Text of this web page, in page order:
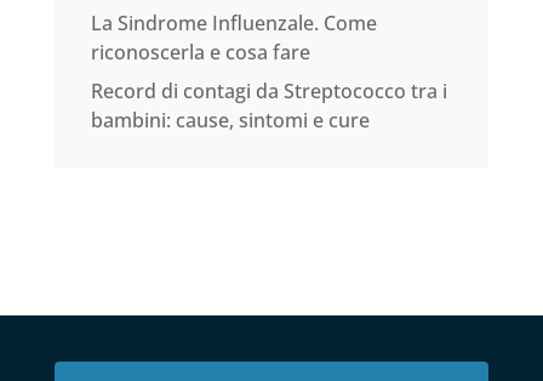
La Sindrome Influenzale. Come
riconoscerla e cosa fare
Record di contagi da Streptococco tra i
bambini: cause, sintomi e cure